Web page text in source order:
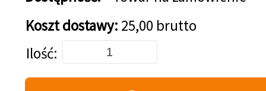
Koszt dostawy: 25,00 brutto
Dodaj do koszyka
Ilość